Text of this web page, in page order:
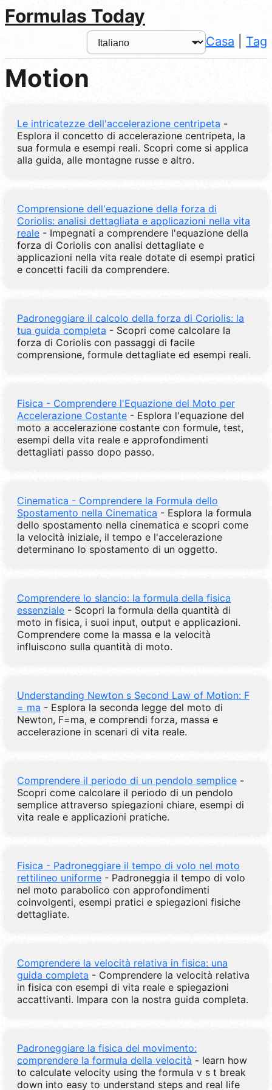
Formulas Today
Casa Tag
Motion
Le intricatezze dell'accelerazione centripeta -
Esplora il concetto di accelerazione centripeta, la
sua formula e esempi reali. Scopri come si applica
alla guida, alle montagne russe e altro.
Comprensione dell'equazione della forza di
Coriolis: analisi dettagliata e applicazioni nella vita
reale - Impegnati a comprendere l'equazione della
forza di Coriolis con analisi dettagliate e
applicazioni nella vita reale dotate di esempi pratici
e concetti facili da comprendere.
Padroneggiare il calcolo della forza di Coriolis: la
tua guida completa - Scopri come calcolare la
forza di Coriolis con passaggi di facile
comprensione, formule dettagliate ed esempi reali.
Fisica - Comprendere l'Equazione del Moto per
Accelerazione Costante - Esplora l'equazione del
moto a accelerazione costante con formule, test,
esempi della vita reale e approfondimenti
dettagliati passo dopo passo.
Cinematica - Comprendere la Formula dello
Spostamento nella Cinematica - Esplora la formula
dello spostamento nella cinematica e scopri come
la velocità iniziale, il tempo e l'accelerazione
determinano lo spostamento di un oggetto.
Comprendere lo slancio: la formula della fisica
essenziale - Scopri la formula della quantità di
moto in fisica, i suoi input, output e applicazioni.
Comprendere come la massa e la velocità
influiscono sulla quantità di moto.
Understanding Newton s Second Law of Motion: F
= ma - Esplora la seconda legge del moto di
Newton, F=ma, e comprendi forza, massa e
accelerazione in scenari di vita reale.
Comprendere il periodo di un pendolo semplice -
Scopri come calcolare il periodo di un pendolo
semplice attraverso spiegazioni chiare, esempi di
vita reale e applicazioni pratiche.
Fisica - Padroneggiare il tempo di volo nel moto
rettilineo uniforme - Padroneggia il tempo di volo
nel moto parabolico con approfondimenti
coinvolgenti, esempi pratici e spiegazioni fisiche
dettagliate.
Comprendere la velocità relativa in fisica: una
guida completa - Comprendere la velocità relativa
in fisica con esempi di vita reale e spiegazioni
accattivanti. Impara con la nostra guida completa.
Padroneggiare la fisica del movimento:
comprendere la formula della velocità - learn how
to calculate velocity using the formula v s t break
down into easy to understand steps and real life